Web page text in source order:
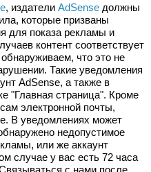
, издатели AdSense должны
которые призваны
для показа рекламы и
контент соответствует
что это не
Такие уведомления
AdSense, а также в
"Главная страница". Кроме
электронной почты,
В уведомлениях может
недопустимое
или же аккаунт
случае у вас есть 72 часа
с нами после